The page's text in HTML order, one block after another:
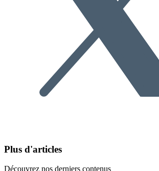
Plus d'articles
Découvrez nos derniers contenus